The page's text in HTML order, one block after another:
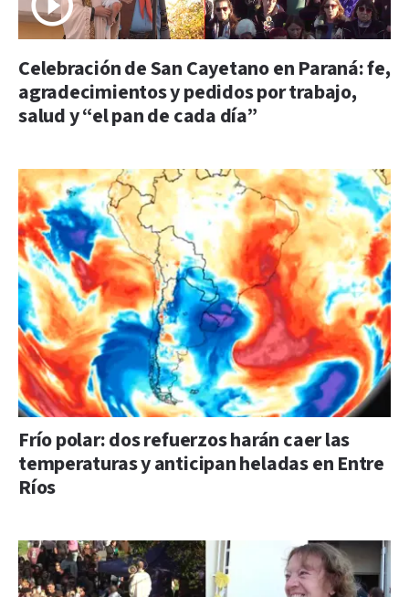
Celebración de San Cayetano en Paraná: fe,
agradecimientos y pedidos por trabajo,
salud y “el pan de cada día”
Frío polar: dos refuerzos harán caer las
temperaturas y anticipan heladas en Entre
Ríos